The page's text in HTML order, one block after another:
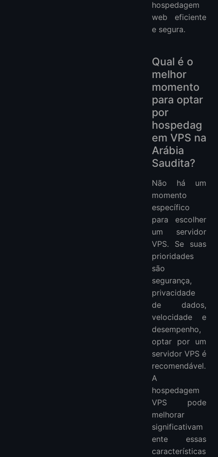
hospedagem
web eficiente
e segura.
Qual é o
melhor
momento
para optar
por
hospedag
em VPS na
Arábia
Saudita?
Não há um
momento
específico
para escolher
um servidor
VPS. Se suas
prioridades
são
segurança,
privacidade
de dados,
velocidade e
desempenho,
optar por um
servidor VPS é
recomendável.
A
hospedagem
VPS pode
melhorar
significativam
ente essas
características